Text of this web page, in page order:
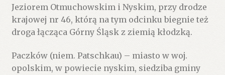
Jeziorem Otmuchowskim i Nyskim, przy drodze
krajowej nr 46, którą na tym odcinku biegnie też
droga łącząca Górny Śląsk z ziemią kłodzką.
Paczków (niem. Patschkau) – miasto w woj.
opolskim, w powiecie nyskim, siedziba gminy